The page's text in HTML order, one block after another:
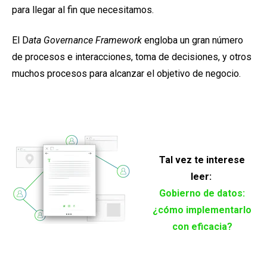
para llegar al fin que necesitamos.
El Data Governance Framework engloba un gran número
de procesos e interacciones, toma de decisiones, y otros
muchos procesos para alcanzar el objetivo de negocio.
Tal vez te interese
leer:
Gobierno de datos:
¿cómo implementarlo
con eficacia?